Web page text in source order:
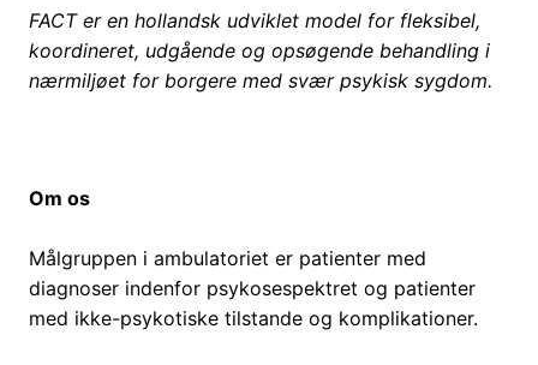
FACT er en hollandsk udviklet model for fleksibel,
koordineret, udgående og opsøgende behandling i
nærmiljøet for borgere med svær psykisk sygdom.
Om os
Målgruppen i ambulatoriet er patienter med
diagnoser indenfor psykosespektret og patienter
med ikke-psykotiske tilstande og komplikationer.